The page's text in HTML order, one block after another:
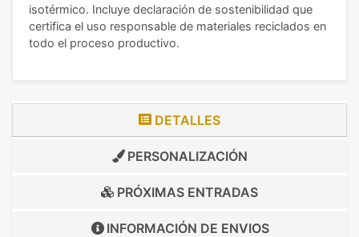
isotérmico. Incluye declaración de sostenibilidad que
certifica el uso responsable de materiales reciclados en
todo el proceso productivo.
DETALLES
PERSONALIZACIÓN
PRÓXIMAS ENTRADAS
INFORMACIÓN DE ENVIOS